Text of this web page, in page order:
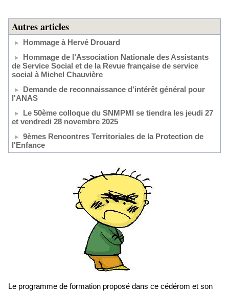
Autres articles
Hommage à Hervé Drouard
Hommage de l’Association Nationale des Assistants
de Service Social et de la Revue française de service
social à Michel Chauvière
Demande de reconnaissance d'intérêt général pour
l'ANAS
Le 50ème colloque du SNMPMI se tiendra les jeudi 27
et vendredi 28 novembre 2025
9èmes Rencontres Territoriales de la Protection de
l'Enfance
Le programme de formation proposé dans ce cédérom et son